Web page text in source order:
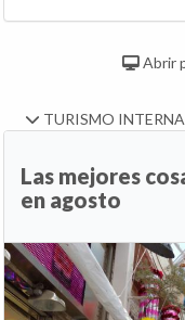
Abrir
TURISMO
Las mejores
en agosto
Anterior